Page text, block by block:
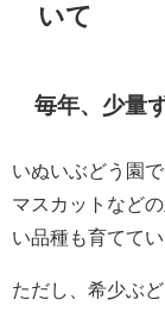
いて
毎年、少量
いぬいぶどう園
マスカットなど
い品種も育ててい
ただし、希少ぶ